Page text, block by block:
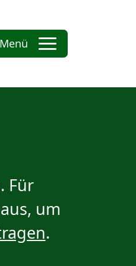
Menü
Für
um
.